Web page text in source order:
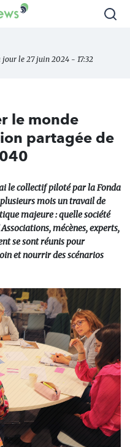
le 27 juin 2024 - 17:32
le monde
partagée de
le collectif piloté par la Fonda
mois un travail de
majeure : quelle société
mécènes, experts,
se sont réunis pour
et nourrir des scénarios